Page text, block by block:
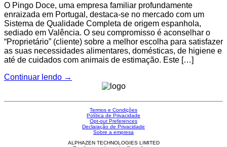
O Pingo Doce, uma empresa familiar profundamente
enraizada em Portugal, destaca-se no mercado com um
Sistema de Qualidade Completa de origem espanhola,
sediado em Valência. O seu compromisso é aconselhar o
“Proprietário” (cliente) sobre a melhor escolha para satisfazer
as suas necessidades alimentares, domésticas, de higiene e
até de cuidados com animais de estimação. Este […]
Continuar lendo →
Termos e Condições
Política de Privacidade
Opt-out Preferences
Declaração de Privacidade
Sobre a empresa
ALPHAZEN TECHNOLOGIES LIMITED